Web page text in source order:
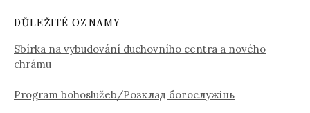
DŮLEŽITÉ OZNAMY
Sbírka na vybudování duchovního centra a nového
chrámu
Program bohoslužeb/Розклад богослужінь